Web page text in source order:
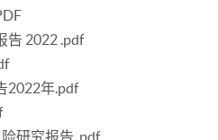
告 2022 .pdf
2022年.pdf
研究报告 .pdf